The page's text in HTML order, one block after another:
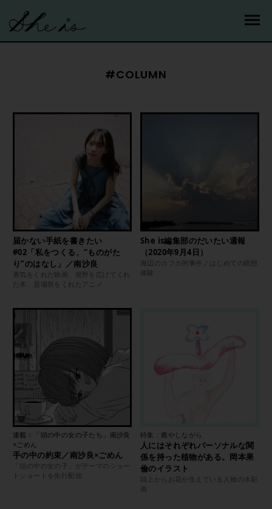
#COLUMN
届かない手紙を書きたい
#02「私をつくる、“ものがた
り”のはなし」／南沙良
勇気をくれた映画、視野を広げてくれ
た本、居場所をくれたアニメ
She is編集部のだいたい週報
（2020年9月4日）
海辺のカフカ的事件／はじめての瞑想
体験
連載：「頭の中の女の子たち」南沙良
×ごめん
手の中の約束／南沙良×ごめん
「頭の中の女の子」がテーマのショー
トショートを先行配信
特集：癒やしながら
人にはそれぞれパーソナルな関
係を持った植物がある。岡本果
倫のイラスト
頭上からお花が生えている人物の水彩
画